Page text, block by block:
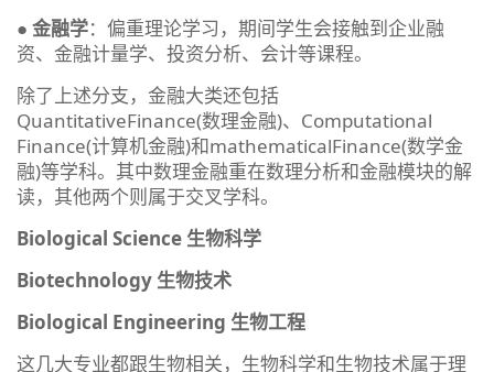
● 金融学：偏重理论学习，期间学生会接触到企业融
资、金融计量学、投资分析、会计等课程。
除了上述分支，金融大类还包括
QuantitativeFinance(数理金融)、Computational
Finance(计算机金融)和mathematicalFinance(数学金
融)等学科。其中数理金融重在数理分析和金融模块的解
读，其他两个则属于交叉学科。
Biological Science 生物科学
Biotechnology 生物技术
Biological Engineering 生物工程
这几大专业都跟生物相关，生物科学和生物技术属于理